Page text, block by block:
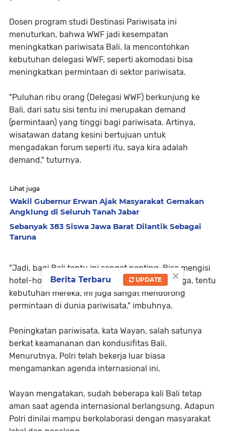
Dosen program studi Destinasi Pariwisata ini
menuturkan, bahwa WWF jadi kesempatan
meningkatkan pariwisata Bali. Ia mencontohkan
kebutuhan delegasi WWF, seperti akomodasi bisa
meningkatkan permintaan di sektor pariwisata.
"Puluhan ribu orang (Delegasi WWF) berkunjung ke
Bali, dari satu sisi tentu ini merupakan demand
(permintaan) yang tinggi bagi pariwisata. Artinya,
wisatawan datang kesini bertujuan untuk
mengadakan forum seperti itu, saya kira adalah
demand," tuturnya.
Lihat juga
Wakil Gubernur Erwan Ajak Masyarakat Gemakan
Angklung di Seluruh Tanah Jabar
Sebanyak 383 Siswa Jawa Barat Dilantik Sebagai
Taruna
"Jadi, bagi Bali tentu ini sangat penting. Bisa mengisi
hotel-hotel yang sekarang ada di Sampung juga, tentu
kebutuhan mereka, ini juga sangat mendorong
permintaan di dunia pariwisata," imbuhnya.
Peningkatan pariwisata, kata Wayan, salah satunya
berkat keamananan dan kondusifitas Bali.
Menurutnya, Polri telah bekerja luar biasa
mengamankan agenda internasional ini.
Wayan mengatakan, sudah beberapa kali Bali tetap
aman saat agenda internasional berlangsung. Adapun
Polri dinilai mampu berkolaborasi dengan masyarakat
×
Berita Terbaru UPDATE